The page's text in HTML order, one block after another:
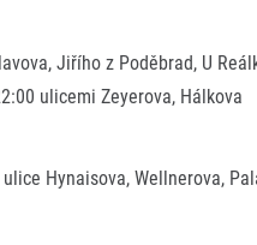
Jiřího z Poděbrad, U
ulicemi Zeyerova, Hálkova
Hynaisova, Wellnerova,